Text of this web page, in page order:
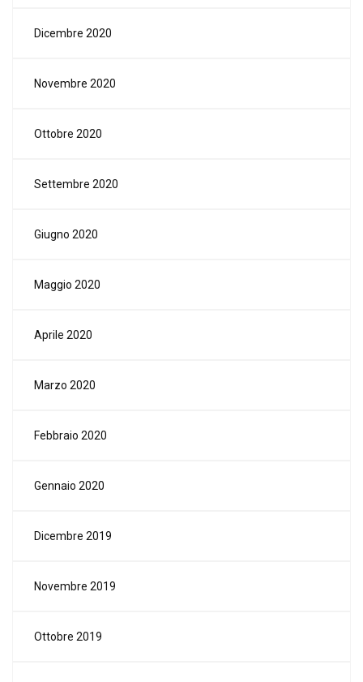
Dicembre 2020
Novembre 2020
Ottobre 2020
Settembre 2020
Giugno 2020
Maggio 2020
Aprile 2020
Marzo 2020
Febbraio 2020
Gennaio 2020
Dicembre 2019
Novembre 2019
Ottobre 2019